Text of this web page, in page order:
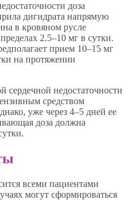
доза
дигидрата напрямую
в кровяном русле
2.5–10 мг в сутки.
прием 10–15 мг
на протяжении
сердечной недостаточности
средством
уже через 4–5 дней ее
доза должна
всеми пациентами
могут сформироваться